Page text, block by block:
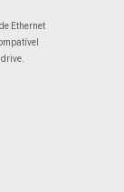
Ethernet